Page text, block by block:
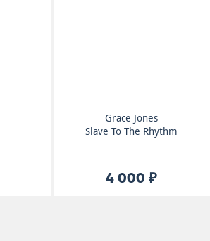
Grace Jones
Slave To The Rhythm
4 000 ₽